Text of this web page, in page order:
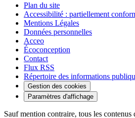
Plan du site
Accessibilité : partiellement
Mentions Légales
Données personnelles
Acceo
Écoconception
Contact
Flux RSS
Répertoire des informations
Gestion des cookies
Paramètres d'affichage
Sauf mention contraire, tous les contenus